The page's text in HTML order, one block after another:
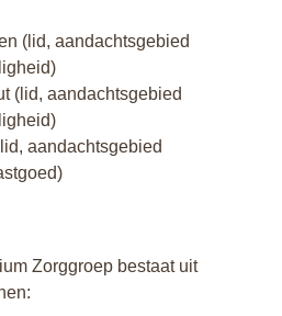
(lid, aandachtsgebied
(lid, aandachtsgebied
aandachtsgebied
Zorggroep bestaat uit